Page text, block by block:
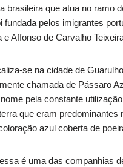
brasileira que atua no ramo
fundada pelos imigrantes
e Affonso de Carvalho
se na cidade de
chamada de Pássaro
pela constante
que eram predominantes
azul coberta de
é uma das companhias